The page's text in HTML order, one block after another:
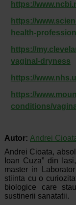
https://
https://
health-
https://
vaginal-dryness
https://
https://
conditions/
Autor: Andrei
Andrei Cioata,
Ioan Cuza” din
master in
stiinta cu o
biologice care
sustinerii sanatatii.